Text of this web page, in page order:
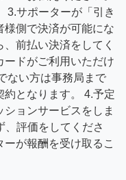
3.サポーターが「引き
様側で決済が可能にな
前払い決済をしてく
ードがご利用いただけ
ない方は事務局まで
約となります。 4.予定
ョンサービスをしま
、評価をしてくださ
が報酬を受け取るこ